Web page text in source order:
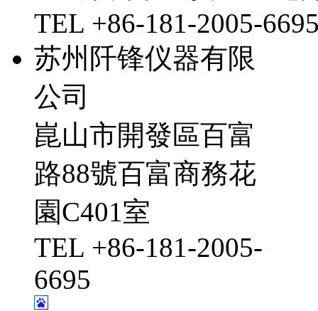
TEL +86-181-2005-
苏州阡锋仪器有限
公司
崑山市開發區百富
路88號百富商務花
園C401室
TEL +86-181-2005-
6695